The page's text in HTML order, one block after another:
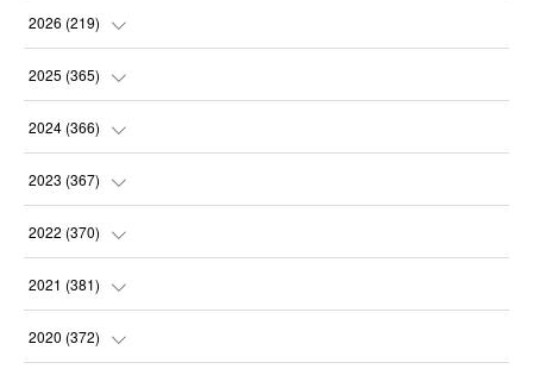
2026 (219)
(8)
(31
(30
(31
2025 (365)
(31
(30
(31
(30
2024 (366)
(32
(30
(31
(30
2023 (367)
(31
(31
(31
2022 (370)
(31
(31
2021 (381)
(35
2020 (372)